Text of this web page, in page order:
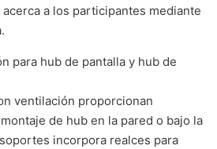
a los participantes mediante
para hub de pantalla y hub de
ventilación proporcionan
de hub en la pared o bajo la
incorpora realces para